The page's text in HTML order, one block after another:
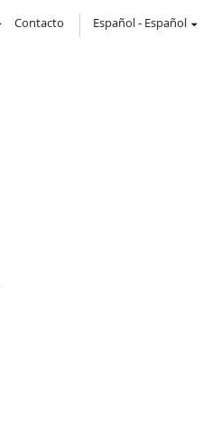
Contacto Español- Español